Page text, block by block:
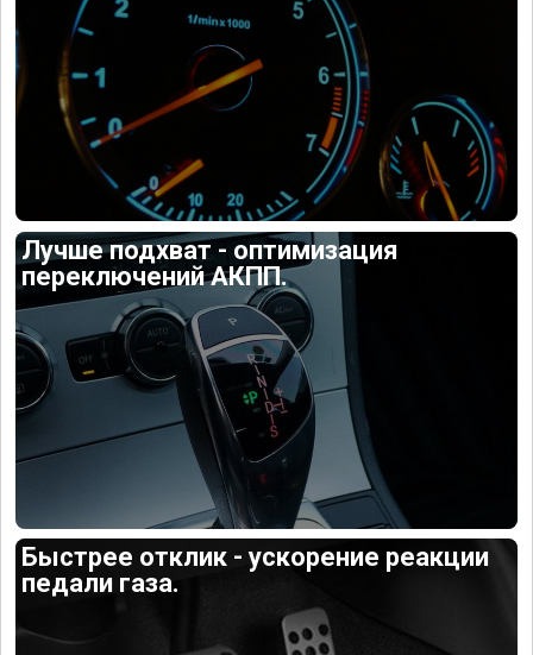
Лучше подхват - оптимизация
переключений АКПП.
Быстрее отклик - ускорение реакции
педали газа.